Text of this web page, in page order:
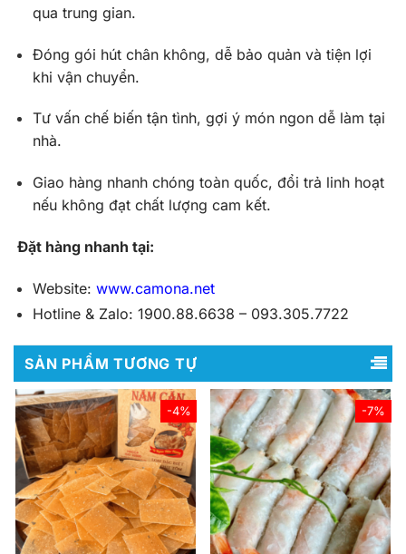
qua trung gian.
Đóng gói hút chân không, dễ bảo quản và tiện lợi
khi vận chuyển.
Tư vấn chế biến tận tình, gợi ý món ngon dễ làm tại
nhà.
Giao hàng nhanh chóng toàn quốc, đổi trả linh hoạt
nếu không đạt chất lượng cam kết.
Đặt hàng nhanh tại:
Website: www.camona.net
Hotline & Zalo: 1900.88.6638 – 093.305.7722
SẢN PHẨM TƯƠNG TỰ
-4% -7%